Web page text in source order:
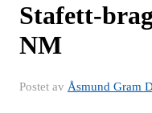
Stafett-
NM
Postet av Åsmund Gram